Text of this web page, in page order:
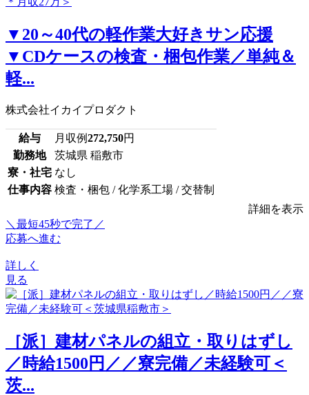
▼20～40代の軽作業大好きサン応援
▼CDケースの検査・梱包作業／単純＆
軽...
株式会社イカイプロダクト
給与 月収例272,750円
勤務地
茨城県 稲敷市
寮・社宅 なし
仕事内容 検査・梱包 / 化学系工場 / 交替制
詳細を表示
＼最短45秒で完了／
応募へ進む
詳しく
見る
［派］建材パネルの組立・取りはずし
／時給1500円／／寮完備／未経験可＜
茨...